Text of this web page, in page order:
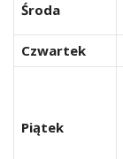
Środa
Czwartek
Piątek